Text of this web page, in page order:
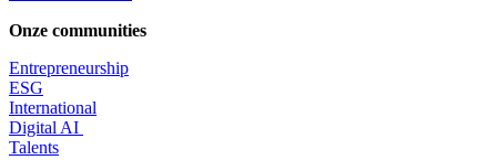
Onze communities
Entrepreneurship
ESG
International
Digital AI
Talents